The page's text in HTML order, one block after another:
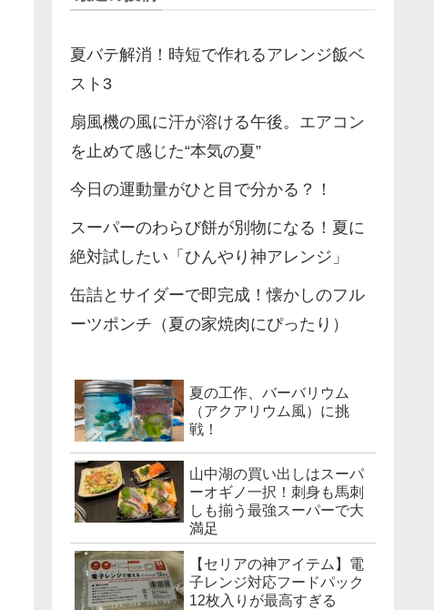
夏バテ解消！時短で作れるアレンジ飯ベ
スト3
扇風機の風に汗が溶ける午後。エアコン
を止めて感じた“本気の夏”
今日の運動量がひと目で分かる？！
スーパーのわらび餅が別物になる！夏に
絶対試したい「ひんやり神アレンジ」
缶詰とサイダーで即完成！懐かしのフル
ーツポンチ（夏の家焼肉にぴったり）
夏の工作、バーバリウム
（アクアリウム風）に挑
戦！
山中湖の買い出しはスーパ
ーオギノ一択！刺身も馬刺
しも揃う最強スーパーで大
満足
【セリアの神アイテム】電
子レンジ対応フードパック
12枚入りが最高すぎる